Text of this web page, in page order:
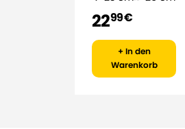
2299 €
+ In den
Warenkorb